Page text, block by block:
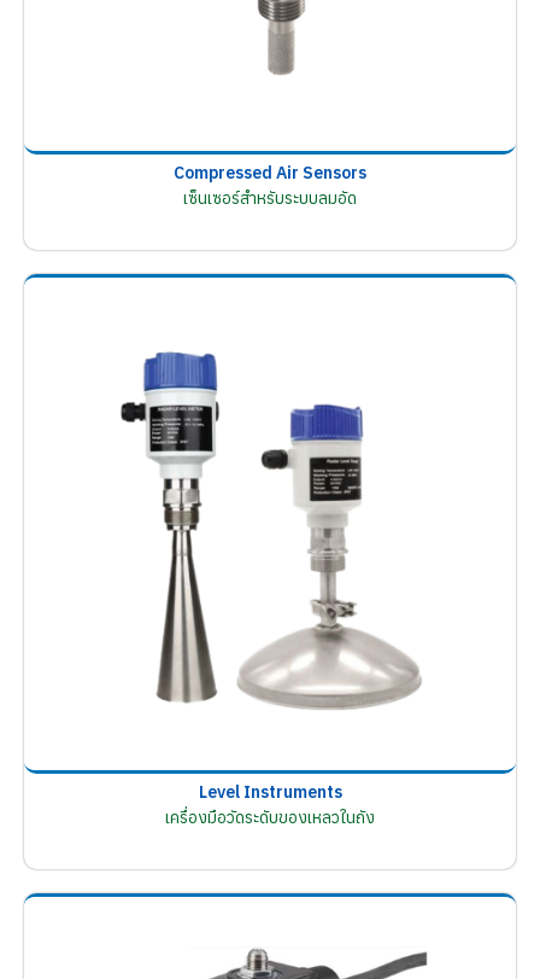
Compressed Air Sensors
เซ็นเซอร์สำหรับระบบลมอัด
Level Instruments
เครื่องมือวัดระดับของเหลวในถัง